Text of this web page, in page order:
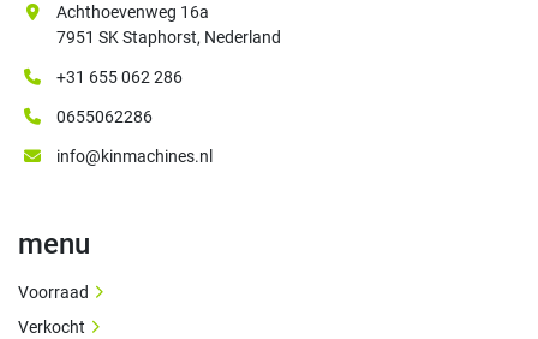
Achthoevenweg 16a
7951 SK Staphorst, Nederland
+31 655 062 286
0655062286
info@kinmachines.nl
menu
Voorraad
Verkocht